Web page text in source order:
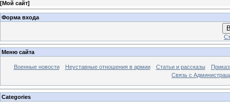
[Мой сайт]
Форма входа
Меню сайта
Военные новости Неуставные отношения в армии Статьи и рассказы
Связь с
Categories